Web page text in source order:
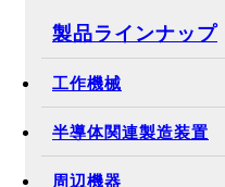
製品ラインナップ
工作機械
半導体関連製造装置
周辺機器